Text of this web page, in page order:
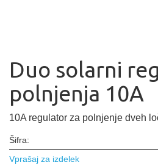
Duo solarni
polnjenja 10A
10A regulator za polnjenje dveh
Šifra:
Vprašaj za izdelek